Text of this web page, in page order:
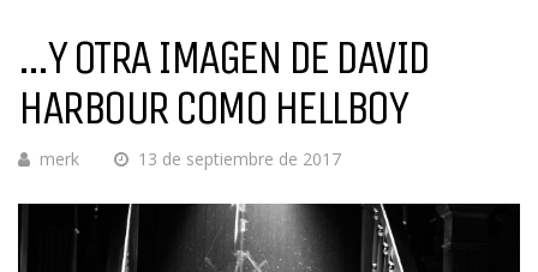
…Y OTRA IMAGEN DE DAVID
HARBOUR COMO HELLBOY
merk 13 de septiembre de 2017